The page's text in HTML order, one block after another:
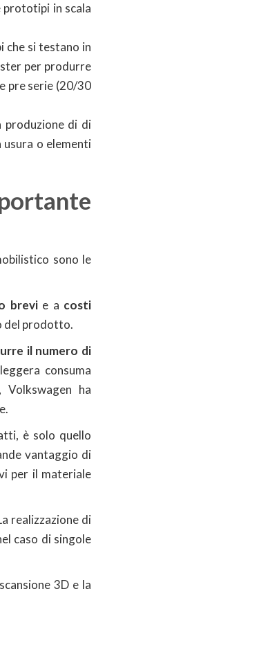
in scala
che si testano in
per produrre
pre serie (20/30
produzione di di
usura o elementi
sono le
brevie a costi
del prodotto.
il numero di
consuma
Volkswagen ha
è solo quello
vantaggio di
per il materiale
realizzazione di
caso di singole
3D e la